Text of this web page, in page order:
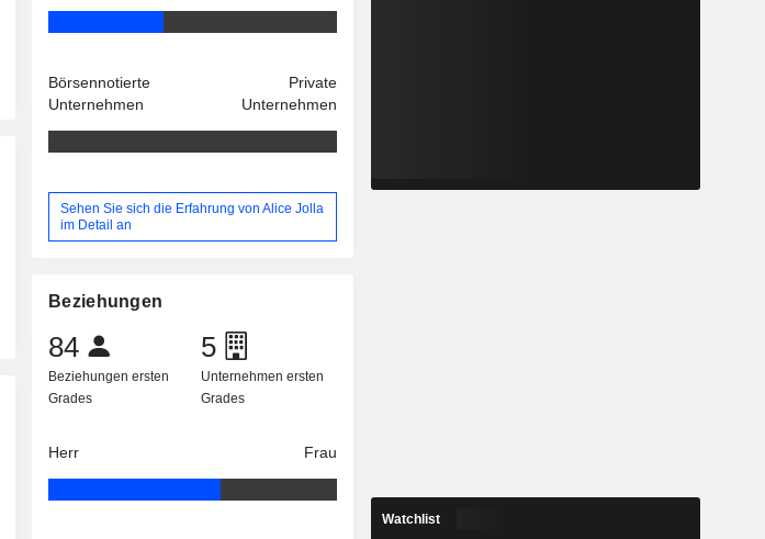
Börsennotierte
Unternehmen
Private
Unternehmen
Sehen Sie sich die Erfahrung von Alice Jolla
im Detail an
Beziehungen
84
Beziehungen ersten
Grades
5
Unternehmen ersten
Grades
Herr Frau
Watchlist